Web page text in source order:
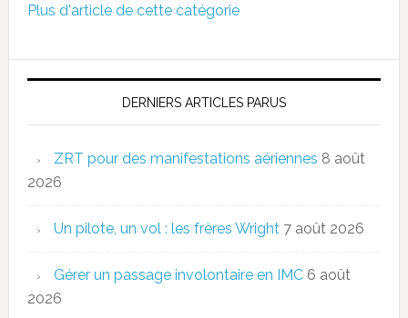
Plus d'article de cette catégorie
DERNIERS ARTICLES PARUS
ZRT pour des manifestations aériennes 8 août
2026
Un pilote, un vol : les frères Wright 7 août 2026
Gérer un passage involontaire en IMC 6 août
2026